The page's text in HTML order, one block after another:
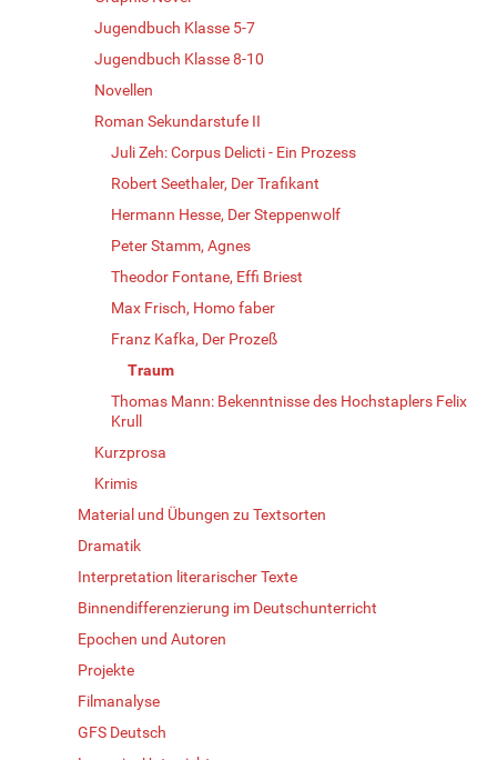
Jugendbuch Klasse 5-7
Jugendbuch Klasse 8-10
Novellen
Roman Sekundarstufe II
Juli Zeh: Corpus Delicti - Ein Prozess
Robert Seethaler, Der Trafikant
Hermann Hesse, Der Steppenwolf
Peter Stamm, Agnes
Theodor Fontane, Effi Briest
Max Frisch, Homo faber
Franz Kafka, Der Prozeß
Traum
Thomas Mann: Bekenntnisse des Hochstaplers Felix
Krull
Kurzprosa
Krimis
Material und Übungen zu Textsorten
Dramatik
Interpretation literarischer Texte
Binnendifferenzierung im Deutschunterricht
Epochen und Autoren
Projekte
Filmanalyse
GFS Deutsch